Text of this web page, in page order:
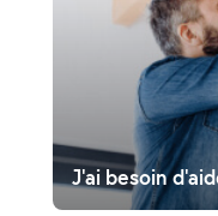
J'ai besoin